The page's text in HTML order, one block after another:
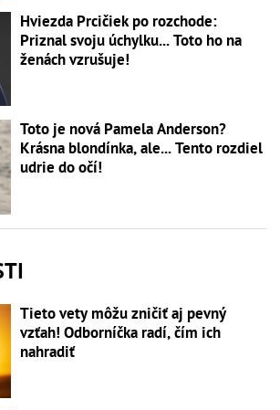
Hviezda Prcičiek po rozchode:
Priznal svoju úchylku... Toto ho na
ženách vzrušuje!
Toto je nová Pamela Anderson?
Krásna blondínka, ale... Tento rozdiel
udrie do očí!
Tieto vety môžu zničiť aj pevný
vzťah! Odborníčka radí, čím ich
nahradiť